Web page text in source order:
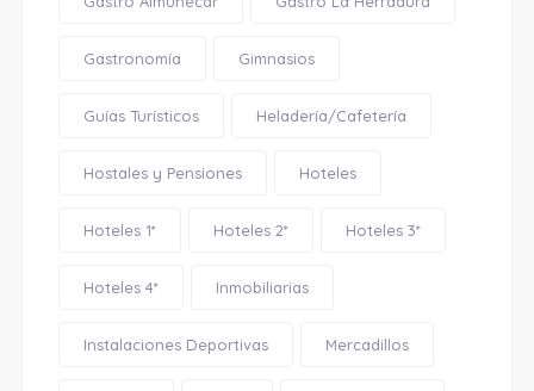
Gastronomía Gimnasios
Guías Turísticos Heladería/Cafetería
Hostales y Pensiones Hoteles
Hoteles 1* Hoteles 2* Hoteles 3*
Hoteles 4* Inmobiliarias
Instalaciones Deportivas Mercadillos